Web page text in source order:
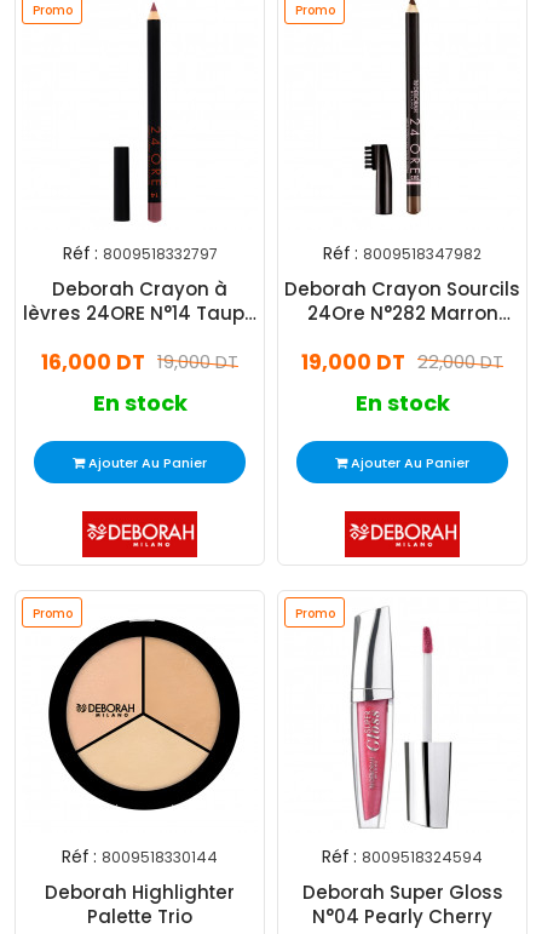
Promo
Réf : 8009518332797
Deborah Crayon à
lèvres 24ORE N°14 Taupe
19,000 DT
16,000 DT
En stock
Ajouter Au Panier
Promo
Réf : 8009518347982
Deborah Crayon Sourcils
24Ore N°282 Marron
22,000 DT
19,000 DT
En stock
Ajouter Au Panier
Promo
Réf : 8009518330144
Deborah Highlighter
Palette Trio
Promo
Réf : 8009518324594
Deborah Super Gloss
N°04 Pearly Cherry